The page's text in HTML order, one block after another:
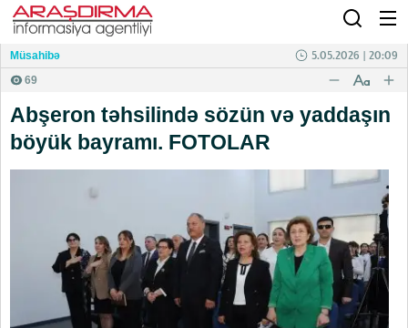
Müsahibə 5.05.2026 | 20:09
69
Abşeron təhsilində sözün və yaddaşın
böyük bayramı. FOTOLAR